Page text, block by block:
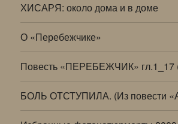
ХИСАРЯ: около дома и в доме
О «Перебежчике»
Повесть «ПЕРЕБЕЖЧИК» гл.1_17
БОЛЬ ОТСТУПИЛА. (Из повести